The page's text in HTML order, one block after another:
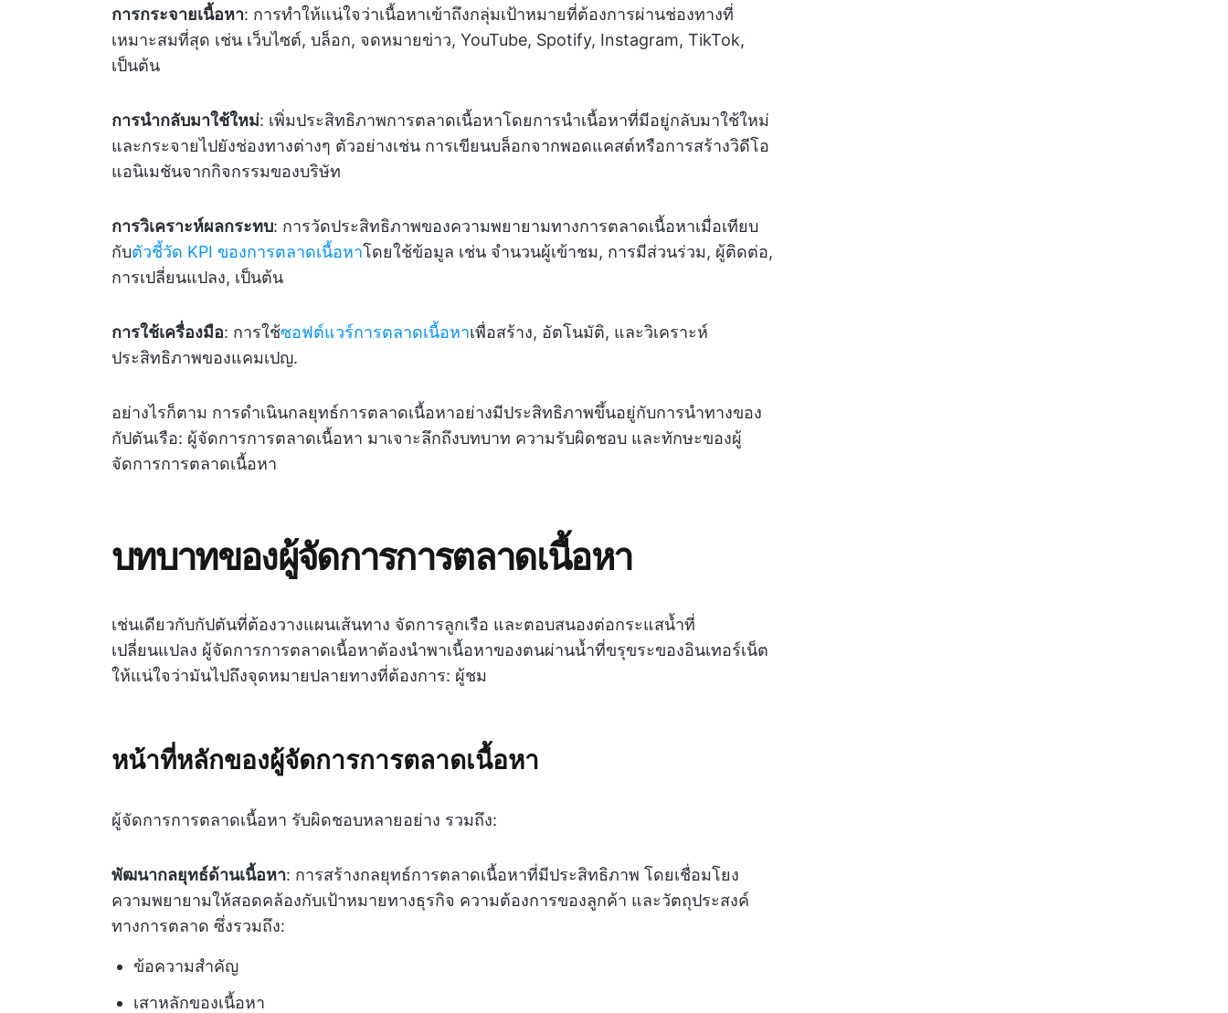
การกระจายเนื้อหา: การทำให้แน่ใจว่าเนื้อหาเข้าถึงกลุ่มเป้าหมายที่ต้องการผ่านช่องทางที่
เหมาะสมที่สุด เช่น เว็บไซต์, บล็อก, จดหมายข่าว, YouTube, Spotify, Instagram, TikTok,
เป็นต้น
การนำกลับมาใช้ใหม่: เพิ่มประสิทธิภาพการตลาดเนื้อหาโดยการนำเนื้อหาที่มีอยู่กลับมาใช้ใหม่
และกระจายไปยังช่องทางต่างๆ ตัวอย่างเช่น การเขียนบล็อกจากพอดแคสต์หรือการสร้างวิดีโอ
แอนิเมชันจากกิจกรรมของบริษัท
การวิเคราะห์ผลกระทบ: การวัดประสิทธิภาพของความพยายามทางการตลาดเนื้อหาเมื่อเทียบ
กับตัวชี้วัด KPI ของการตลาดเนื้อหาโดยใช้ข้อมูล เช่น จำนวนผู้เข้าชม, การมีส่วนร่วม, ผู้ติดต่อ,
การเปลี่ยนแปลง, เป็นต้น
การใช้เครื่องมือ: การใช้ซอฟต์แวร์การตลาดเนื้อหาเพื่อสร้าง, อัตโนมัติ, และวิเคราะห์
ประสิทธิภาพของแคมเปญ.
อย่างไรก็ตาม การดำเนินกลยุทธ์การตลาดเนื้อหาอย่างมีประสิทธิภาพขึ้นอยู่กับการนำทางของ
กัปตันเรือ: ผู้จัดการการตลาดเนื้อหา มาเจาะลึกถึงบทบาท ความรับผิดชอบ และทักษะของผู้
จัดการการตลาดเนื้อหา
บทบาทของผู้จัดการการตลาดเนื้อหา
เช่นเดียวกับกัปตันที่ต้องวางแผนเส้นทาง จัดการลูกเรือ และตอบสนองต่อกระแสน้ำที่
เปลี่ยนแปลง ผู้จัดการการตลาดเนื้อหาต้องนำพาเนื้อหาของตนผ่านน้ำที่ขรุขระของอินเทอร์เน็ต
ให้แน่ใจว่ามันไปถึงจุดหมายปลายทางที่ต้องการ: ผู้ชม
หน้าที่หลักของผู้จัดการการตลาดเนื้อหา
ผู้จัดการการตลาดเนื้อหา รับผิดชอบหลายอย่าง รวมถึง:
พัฒนากลยุทธ์ด้านเนื้อหา: การสร้างกลยุทธ์การตลาดเนื้อหาที่มีประสิทธิภาพ โดยเชื่อมโยง
ความพยายามให้สอดคล้องกับเป้าหมายทางธุรกิจ ความต้องการของลูกค้า และวัตถุประสงค์
ทางการตลาด ซึ่งรวมถึง:
ข้อความสำคัญ
เสาหลักของเนื้อหา